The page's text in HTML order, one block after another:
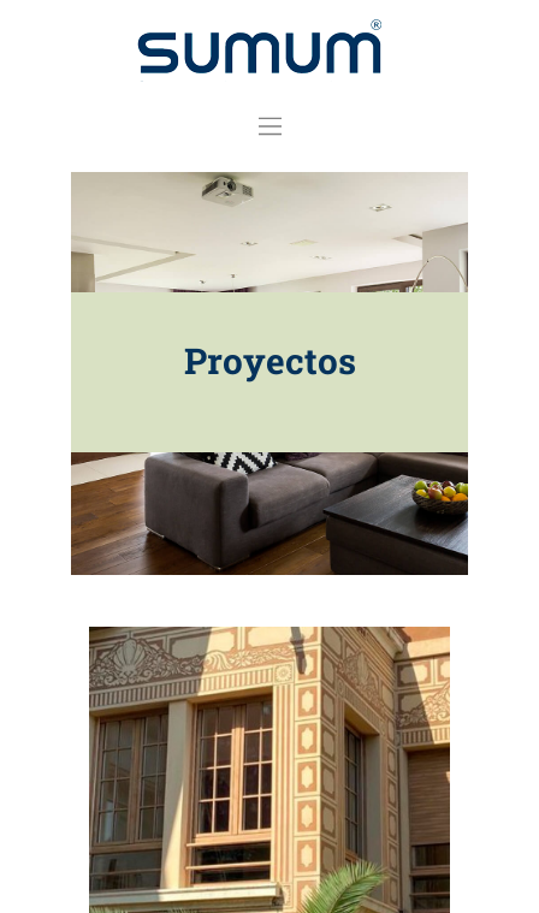
Practicables
Complementos
Garantía
Proyectos
PrefWeb
Contacto
Proyectos